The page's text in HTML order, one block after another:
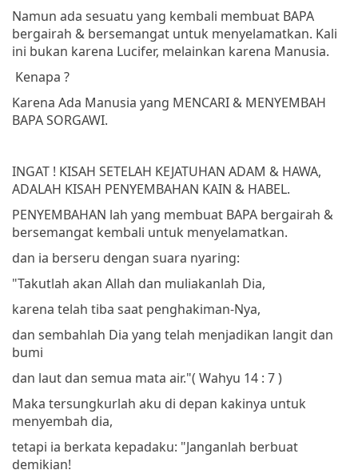
Namun ada sesuatu yang kembali membuat BAPA
bergairah & bersemangat untuk menyelamatkan. Kali
ini bukan karena Lucifer, melainkan karena Manusia.
Kenapa ?
Karena Ada Manusia yang MENCARI & MENYEMBAH
BAPA SORGAWI.
INGAT ! KISAH SETELAH KEJATUHAN ADAM & HAWA,
ADALAH KISAH PENYEMBAHAN KAIN & HABEL.
PENYEMBAHAN lah yang membuat BAPA bergairah &
bersemangat kembali untuk menyelamatkan.
dan ia berseru dengan suara nyaring:
"Takutlah akan Allah dan muliakanlah Dia,
karena telah tiba saat penghakiman-Nya,
dan sembahlah Dia yang telah menjadikan langit dan
bumi
dan laut dan semua mata air."( Wahyu 14 : 7 )
Maka tersungkurlah aku di depan kakinya untuk
menyembah dia,
tetapi ia berkata kepadaku: "Janganlah berbuat
demikian!